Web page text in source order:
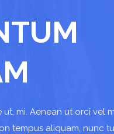
mi. Aenean ut orci vel
tempus aliquam, nunc